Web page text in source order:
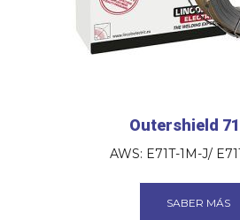
Outershield
AWS: E71T-1M-J/
SABER MÁS